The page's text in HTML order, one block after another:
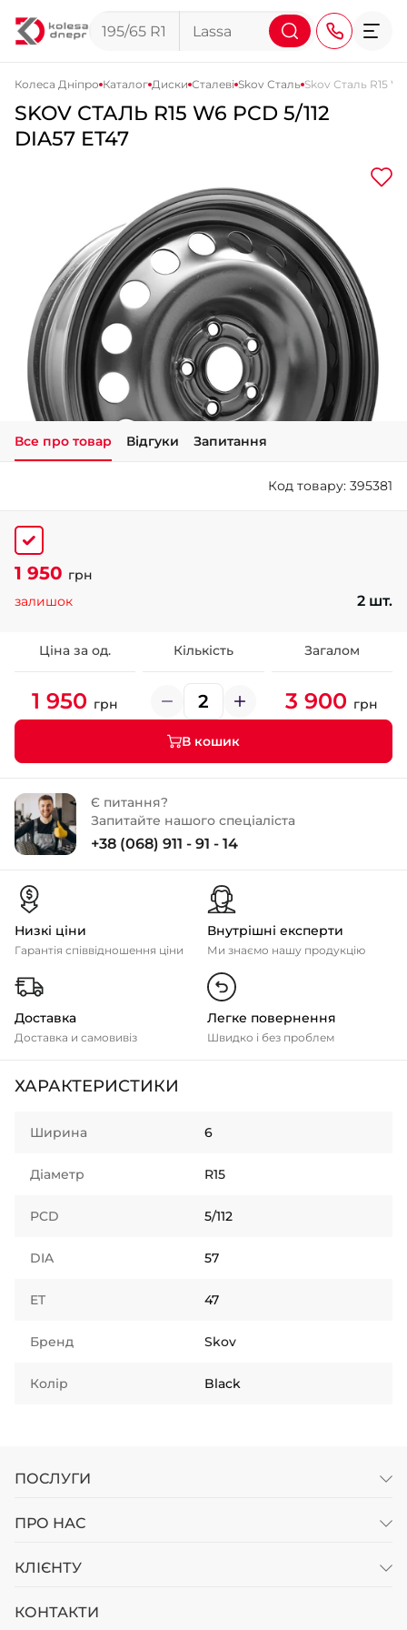
+38 (067) 113-44-44
+38 (095) 276-44-44
+38 (067) 911-14-14
- на Щепкіна
+38 (098) 911-911-0
- на Тополі
+38 (098) 911-911-4
- на Калиновій
+38 (077) 7-184-184
- Донецьке шосе
+38 (050)-911-911-2
+38 (099)-643-33-77
Колеса Дніпро Каталог Диски Сталеві Skov Сталь Skov Сталь R15
SKOV СТАЛЬ R15 W6 PCD 5/112
DIA57 ET47
Все про товар Відгуки Запитання
Код товару: 395381
1 950 грн
залишок
2 шт.
Ціна за од. Кількість Загалом
1 950 грн 3 900 грн
В кошик
Є питання?
Запитайте нашого спеціаліста
+38 (068) 911 - 91 - 14
Низкі ціни
Гарантія співвідношення ціни
Внутрішні експерти
Ми знаємо нашу продукцію
Доставка
Доставка и самовивіз
Легке повернення
Швидко і без проблем
ХАРАКТЕРИСТИКИ
Ширина 6
Діаметр R15
PCD 5/112
DIA 57
ET 47
Бренд Skov
Колір Black
ПОСЛУГИ
ПРО НАС
КЛІЄНТУ
КОНТАКТИ